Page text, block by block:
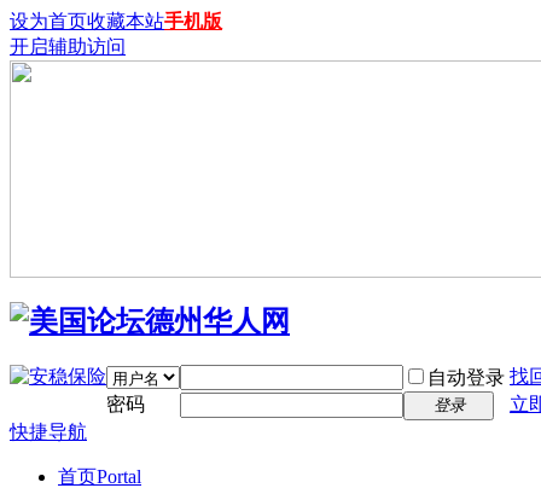
设为首页收藏本站手机版
开启辅助访问
自动登录 找
密码
登录
立
快捷导航
首页Portal